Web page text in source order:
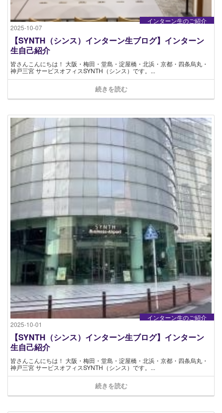
2025-10-07
インターン生のご紹介
【SYNTH（シンス）インターン生ブログ】インターン
生自己紹介
皆さんこんにちは！ 大阪・梅田・堂島・淀屋橋・北浜・京都・四条烏丸・
神戸三宮 サービスオフィスSYNTH（シンス）です。...
続きを読む
2025-10-01
インターン生のご紹介
【SYNTH（シンス）インターン生ブログ】インターン
生自己紹介
皆さんこんにちは！ 大阪・梅田・堂島・淀屋橋・北浜・京都・四条烏丸・
神戸三宮 サービスオフィスSYNTH（シンス）です。...
続きを読む